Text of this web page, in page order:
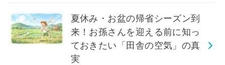
夏休み・お盆の帰省シーズン到
来！お孫さんを迎える前に知っ
ておきたい「田舎の空気」の真
実